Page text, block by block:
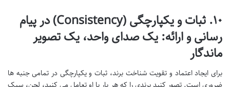
۱۰. ثبات و یکپارچگی (Consistency) در پیام
رسانی و ارائه: یک صدای واحد، یک تصویر
ماندگار
برای ایجاد اعتماد و تقویت شناخت برند، ثبات و یکپارچگی در تمامی جنبه ها